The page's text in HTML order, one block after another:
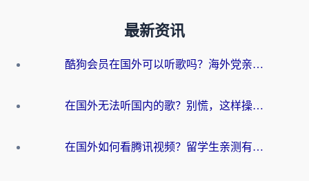
最新资讯
酷狗会员在国外可以听歌吗？海外党亲测有效：3步解决音乐权限难题
在国外无法听国内的歌？别慌，这样操作就能畅听QQ音乐（附亲测加速器推荐）
在国外如何看腾讯视频？留学生亲测有效的回国加速方案